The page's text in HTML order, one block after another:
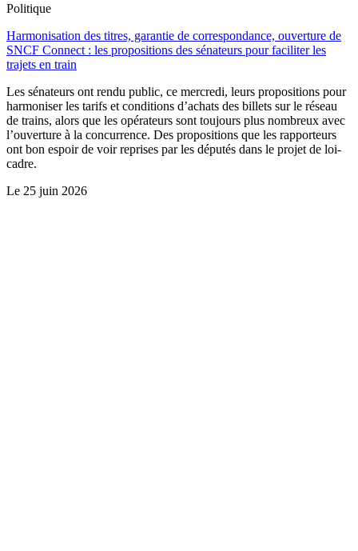
Politique
Harmonisation des titres, garantie de correspondance, ouverture de
SNCF Connect : les propositions des sénateurs pour faciliter les
trajets en train
Les sénateurs ont rendu public, ce mercredi, leurs propositions pour
harmoniser les tarifs et conditions d’achats des billets sur le réseau
de trains, alors que les opérateurs sont toujours plus nombreux avec
l’ouverture à la concurrence. Des propositions que les rapporteurs
ont bon espoir de voir reprises par les députés dans le projet de loi-
cadre.
Le 25 juin 2026